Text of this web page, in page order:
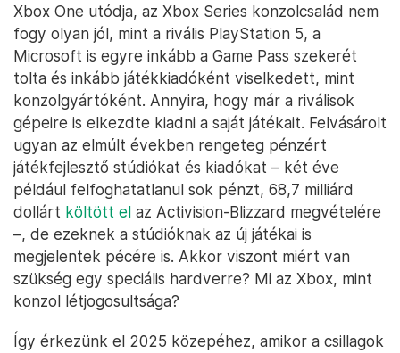
Xbox One utódja, az Xbox Series konzolcsalád nem
fogy olyan jól, mint a rivális PlayStation 5, a
Microsoft is egyre inkább a Game Pass szekerét
tolta és inkább játékkiadóként viselkedett, mint
konzolgyártóként. Annyira, hogy már a riválisok
gépeire is elkezdte kiadni a saját játékait. Felvásárolt
ugyan az elmúlt években rengeteg pénzért
játékfejlesztő stúdiókat és kiadókat – két éve
például felfoghatatlanul sok pénzt, 68,7 milliárd
dollárt költött el az Activision-Blizzard megvételére
–, de ezeknek a stúdióknak az új játékai is
megjelentek pécére is. Akkor viszont miért van
szükség egy speciális hardverre? Mi az Xbox, mint
konzol létjogosultsága?
Így érkezünk el 2025 közepéhez, amikor a csillagok